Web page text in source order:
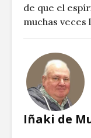
de que el
muchas veces
Iñaki de